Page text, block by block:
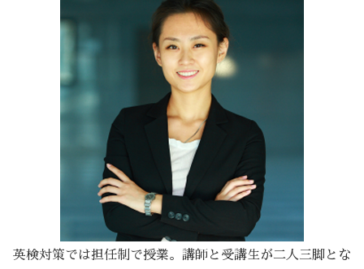
英検対策では担任制で授業。講師と受講生が二人三脚とな